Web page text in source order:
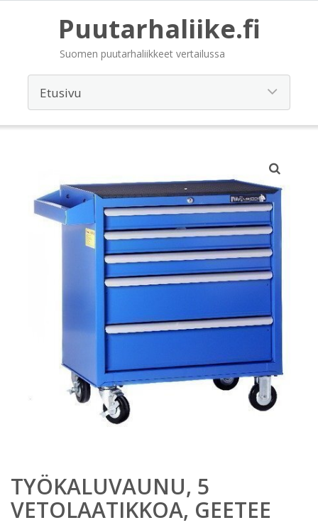
Puutarhaliike.fi
Suomen puutarhaliikkeet vertailussa
TYÖKALUVAUNU, 5
VETOLAATIKKOA, GEETEE